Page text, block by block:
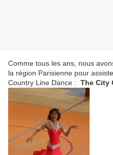
Comme tous les ans, nous
la région Parisienne pour
Country Line Dance : The City